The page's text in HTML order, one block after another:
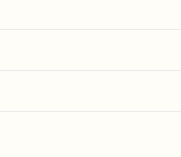
les masques tendance, les